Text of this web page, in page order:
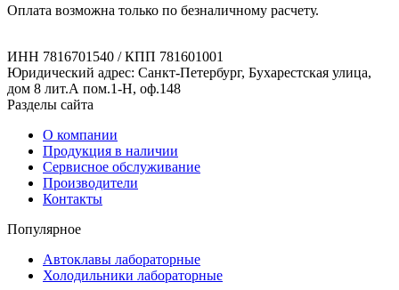
Оплата возможна только по безналичному расчету.
ИНН 7816701540 / КПП 781601001
Юридический адрес: Санкт-Петербург, Бухарестская улица,
дом 8 лит.А пом.1-Н, оф.148
Разделы сайта
О компании
Продукция в наличии
Сервисное обслуживание
Производители
Контакты
Популярное
Автоклавы лабораторные
Холодильники лабораторные